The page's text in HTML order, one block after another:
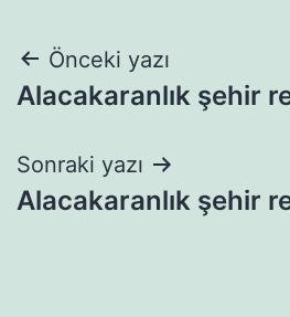
Yazı
gezinmesi
Önceki yazı
Alacakaranlık şehir
Sonraki yazı
Alacakaranlık şehir